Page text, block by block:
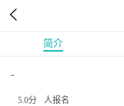

简介
-
5.0分 人报名